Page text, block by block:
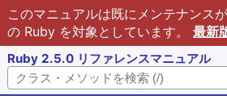
このマニュアルは既にメンテナンス
の Ruby を対象としています。 最新
Ruby 2.5.0 リファレンスマニュアル